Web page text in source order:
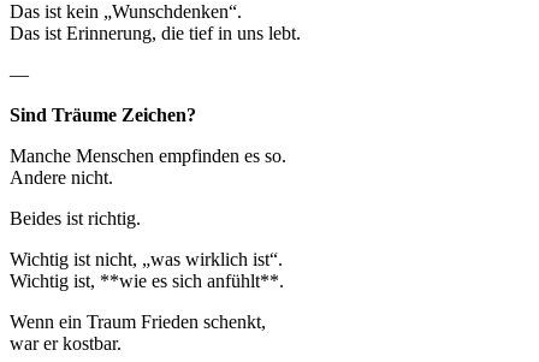
Das ist kein „Wunschdenken“.
Das ist Erinnerung, die tief in uns lebt.
—
Sind Träume Zeichen?
Manche Menschen empfinden es so.
Andere nicht.
Beides ist richtig.
Wichtig ist nicht, „was wirklich ist“.
Wichtig ist, **wie es sich anfühlt**.
Wenn ein Traum Frieden schenkt,
war er kostbar.